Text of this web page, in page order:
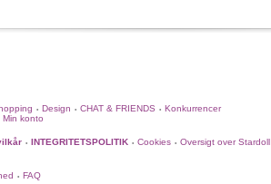
• Design • CHAT & FRIENDS • Konkurrencer
Min konto
• INTEGRITETSPOLITIK • Cookies • Oversigt over Stardoll
• FAQ